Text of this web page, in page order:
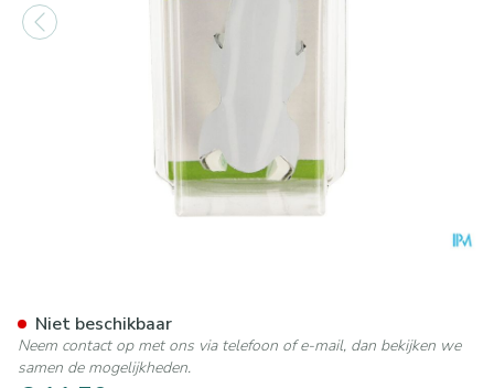
Niet beschikbaar
Neem contact op met ons via telefoon of e-mail, dan bekijken we
samen de mogelijkheden.